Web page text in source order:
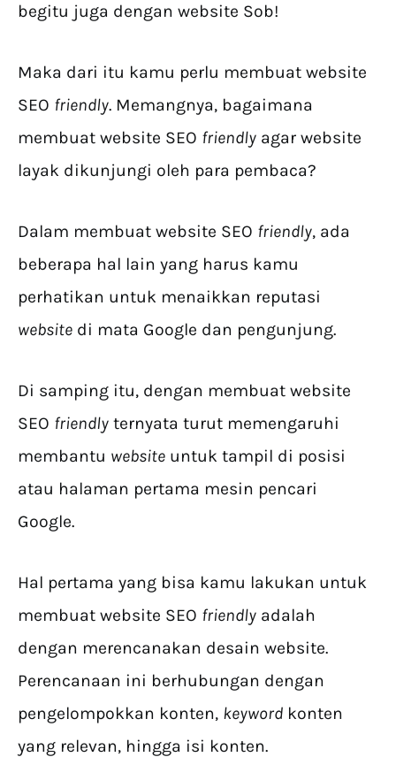
begitu juga dengan website Sob!
Maka dari itu kamu perlu membuat website
SEO friendly. Memangnya, bagaimana
membuat website SEO friendly agar website
layak dikunjungi oleh para pembaca?
Dalam membuat website SEO friendly, ada
beberapa hal lain yang harus kamu
perhatikan untuk menaikkan reputasi
website di mata Google dan pengunjung.
Di samping itu, dengan membuat website
SEO friendly ternyata turut memengaruhi
membantu website untuk tampil di posisi
atau halaman pertama mesin pencari
Google.
Hal pertama yang bisa kamu lakukan untuk
membuat website SEO friendly adalah
dengan merencanakan desain website.
Perencanaan ini berhubungan dengan
pengelompokkan konten, keyword konten
yang relevan, hingga isi konten.